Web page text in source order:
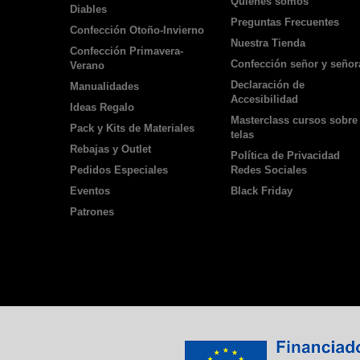
Diables
Confección Otoño-Invierno
Confección Primavera-
Verano
Manualidades
Ideas Regalo
Pack y Kits de Materiales
Rebajas y Outlet
Pedidos Especiales
Eventos
Patrones
Preguntas Frecuentes
Nuestra Tienda
Confección señor y
Declaración de
Accesibilidad
Masterclass cursos sobre
telas
Política de Privacidad
Redes Sociales
Black Friday